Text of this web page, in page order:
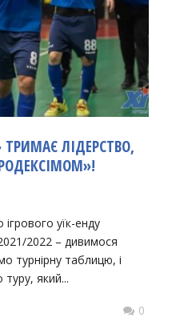
ТРИМАЄ ЛІДЕРСТВО,
уїк-енду
2022 – дивимося
турнірну таблицю, і
який...
0